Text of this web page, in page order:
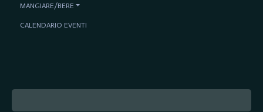
MANGIARE/BERE
CALENDARIO EVENTI